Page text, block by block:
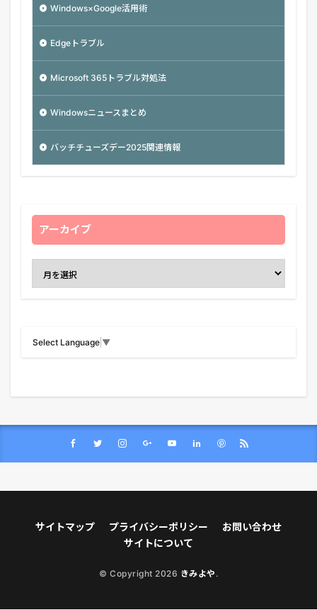
Windows×Google活用術
Edgeトラブル
Microsoft 365トラブル対処法
Windowsニュースまとめ
バッチチューズデー2025関連情報
アーカイブ
Select Language ▼
サイトマップ プライバシーポリシー
お問い合わせ
サイトについて
© Copyright 2026 きみよや .